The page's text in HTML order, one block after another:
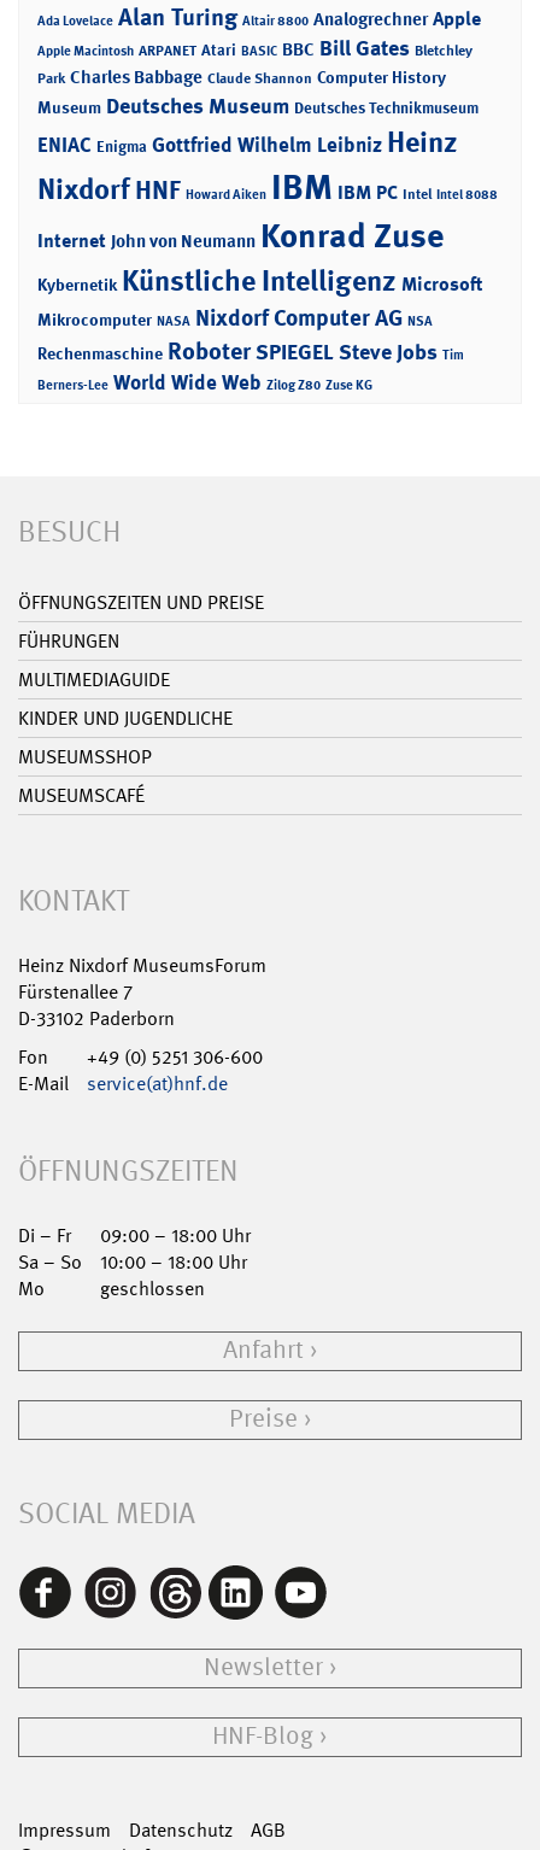
Ada Lovelace Alan Turing Altair 8800 Analogrechner Apple
Apple Macintosh ARPANET Atari BASIC BBC Bill Gates Bletchley
Park Charles Babbage Claude Shannon Computer History
Museum Deutsches Museum Deutsches Technikmuseum
ENIAC Enigma Gottfried Wilhelm Leibniz Heinz
NixdorfHNF Howard Aiken IBM IBM PC Intel Intel 8088
Internet John von Neumann Konrad Zuse
Kybernetik Künstliche Intelligenz Microsoft
Mikrocomputer NASA Nixdorf Computer AG NSA
Rechenmaschine RoboterSPIEGELSteve Jobs Tim
Berners-Lee World Wide Web Zilog Z80 Zuse KG
BESUCH
ÖFFNUNGSZEITEN UND PREISE
FÜHRUNGEN
MULTIMEDIAGUIDE
KINDER UND JUGENDLICHE
MUSEUMSSHOP
MUSEUMSCAFÉ
KONTAKT
Heinz Nixdorf MuseumsForum
Fürstenallee 7
D-33102 Paderborn
Fon
+49 (0) 5251 306-600
E-Mail
service(at)hnf.de
ÖFFNUNGSZEITEN
Di – Fr
09:00 – 18:00 Uhr
Sa – So
10:00 – 18:00 Uhr
Mo
geschlossen
Anfahrt
Preise
SOCIAL MEDIA
Newsletter
HNF-Blog
Impressum Datenschutz
AGB